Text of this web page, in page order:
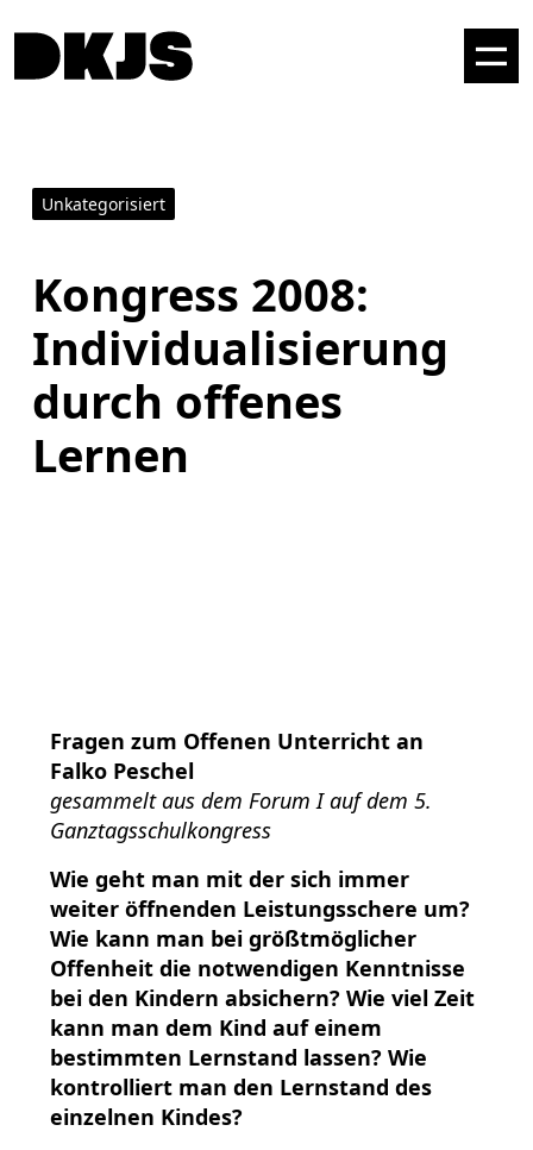
Unkategorisiert
Kongress 2008:
Individualisierung
durch offenes
Lernen
Fragen zum Offenen Unterricht an
Falko Peschel
gesammelt aus dem Forum I auf dem 5.
Ganztagsschulkongress
Wie geht man mit der sich immer
weiter öffnenden Leistungsschere um?
Wie kann man bei größtmöglicher
Offenheit die notwendigen Kenntnisse
bei den Kindern absichern? Wie viel Zeit
kann man dem Kind auf einem
bestimmten Lernstand lassen? Wie
kontrolliert man den Lernstand des
einzelnen Kindes?